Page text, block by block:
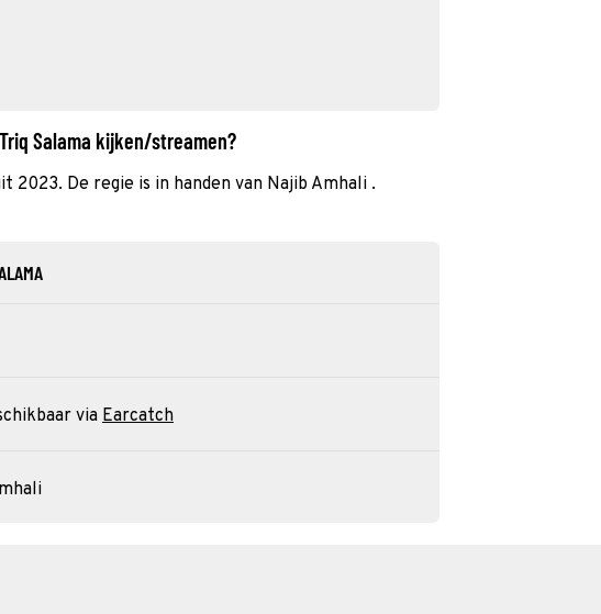
Salama kijken/streamen?
2023. De regie is in handen van Najib Amhali .
via Earcatch